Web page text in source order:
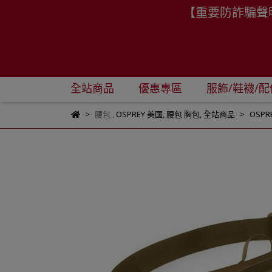
【重要防詐騙
全站商品 優惠專區 服飾/鞋襪/配
腰包, OSPREY 美國,腰包 胸包,全站商品